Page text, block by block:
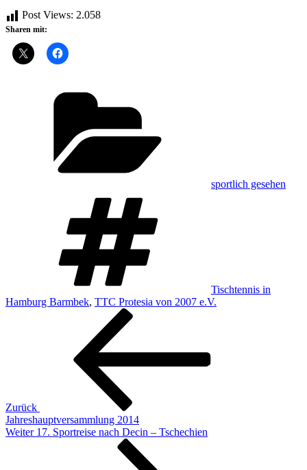
Post Views: 2.058
Sharen mit:
sportlich gesehen
Tischtennis in
Hamburg Barmbek, TTC Protesia von 2007 e.V.
Beitragsnavigation
Zurück
Jahreshauptversammlung 2014
Nächster
Weiter 17. Sportreise nach Decin – Tschechien